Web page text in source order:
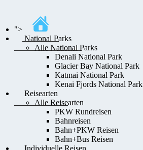
">
National Parks
Alle National Parks
Denali National Park
Glacier Bay National Park
Katmai National Park
Kenai Fjords National Park
Reisearten
Alle Reisearten
PKW Rundreisen
Bahnreisen
Bahn+PKW Reisen
Bahn+Bus Reisen
Individuelle Reisen